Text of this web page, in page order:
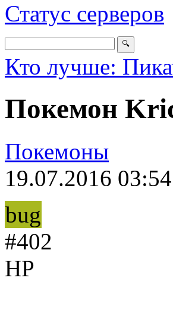
Статус серверов
Кто лучше:
Покемон
Покемоны
19.07.2016 03:54
bug
#402
HP